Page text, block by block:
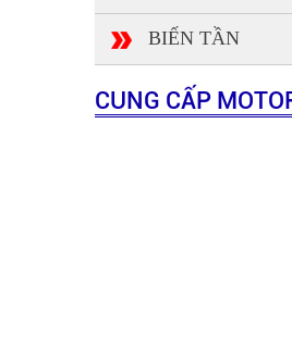
BIẾN TẦN
CUNG CẤP